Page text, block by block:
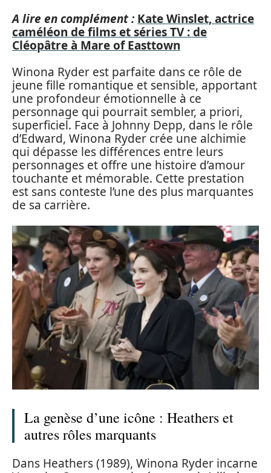
A lire en complément : Kate Winslet, actrice
caméléon de films et séries TV : de
Cléopâtre à Mare of Easttown
Winona Ryder est parfaite dans ce rôle de
jeune fille romantique et sensible, apportant
une profondeur émotionnelle à ce
personnage qui pourrait sembler, a priori,
superficiel. Face à Johnny Depp, dans le rôle
d’Edward, Winona Ryder crée une alchimie
qui dépasse les différences entre leurs
personnages et offre une histoire d’amour
touchante et mémorable. Cette prestation
est sans conteste l’une des plus marquantes
de sa carrière.
La genèse d’une icône : Heathers et
autres rôles marquants
Dans Heathers (1989), Winona Ryder incarne